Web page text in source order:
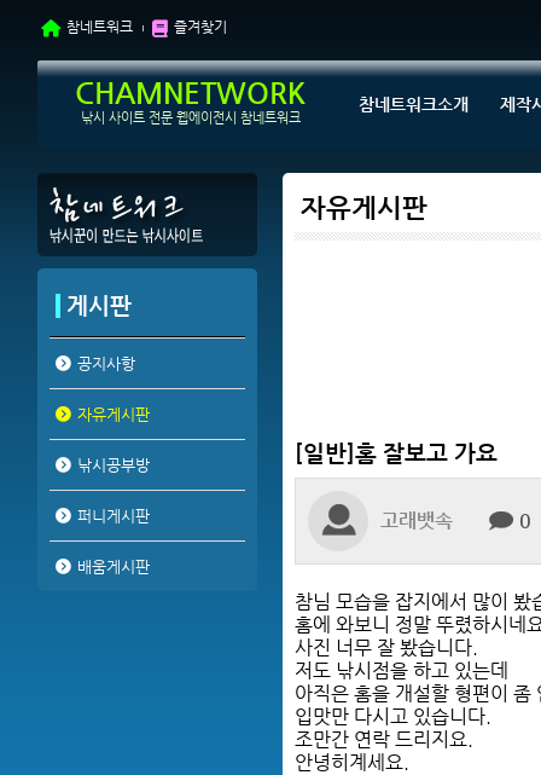
참네트워크 즐겨찾기
CHAMNETWORK
낚시 사이트 전문 웹에이전시 참네트워크
참네트워크소개 제작
자유게시판
게시판
공지사항
자유게시판
낚시공부방
퍼니게시판
배움게시판
[일반]홈 잘보고 가요
고래뱃속 0
참님 모습을 잡지에서 많이 봤
홈에 와보니 정말 뚜렸하시네
사진 너무 잘 봤습니다.
저도 낚시점을 하고 있는데
아직은 홈을 개설할 형편이 좀
입맛만 다시고 있습니다.
조만간 연락 드리지요.
안녕히계세요.